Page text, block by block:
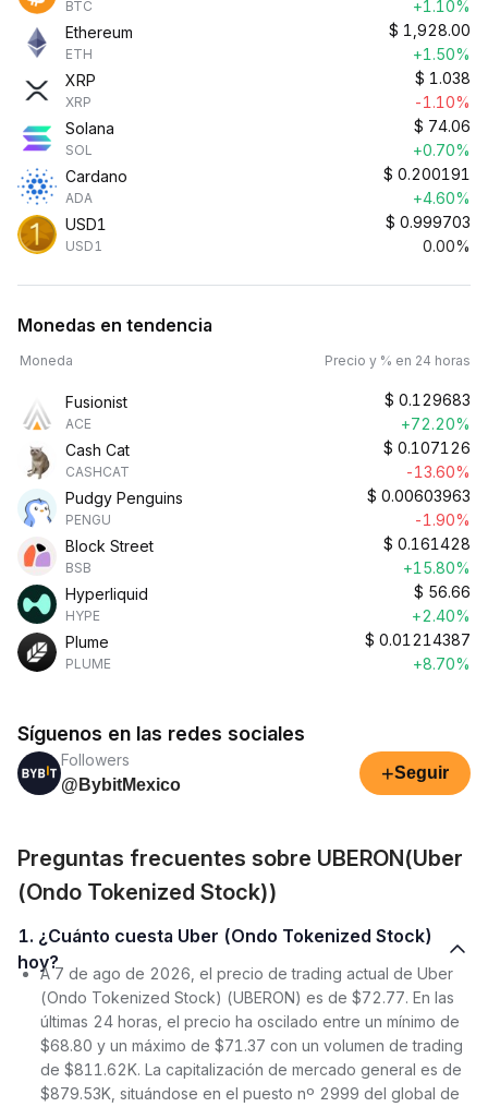
BTC
+1.10%
Ethereum
ETH
$ 1,928.00
+1.50%
XRP
XRP
$ 1.038
-1.10%
Solana
SOL
$ 74.06
+0.70%
Cardano
ADA
$ 0.200191
+4.60%
USD1
USD1
$ 0.999703
0.00%
Monedas en tendencia
Moneda Precio y % en 24 horas
Fusionist
ACE
$ 0.129683
+72.20%
Cash Cat
CASHCAT
$ 0.107126
-13.60%
Pudgy Penguins
PENGU
$ 0.00603963
-1.90%
Block Street
BSB
$ 0.161428
+15.80%
Hyperliquid
HYPE
$ 56.66
+2.40%
Plume
PLUME
$ 0.01214387
+8.70%
Síguenos en las redes sociales
Followers
@BybitMexico
+Seguir
Preguntas frecuentes sobre UBERON(Uber
(Ondo Tokenized Stock))
1. ¿Cuánto cuesta Uber (Ondo Tokenized Stock)
hoy?
A 7 de ago de 2026, el precio de trading actual de Uber
(Ondo Tokenized Stock) (UBERON) es de $72.77. En las
últimas 24 horas, el precio ha oscilado entre un mínimo de
$68.80 y un máximo de $71.37 con un volumen de trading
de $811.62K. La capitalización de mercado general es de
$879.53K, situándose en el puesto nº 2999 del global de